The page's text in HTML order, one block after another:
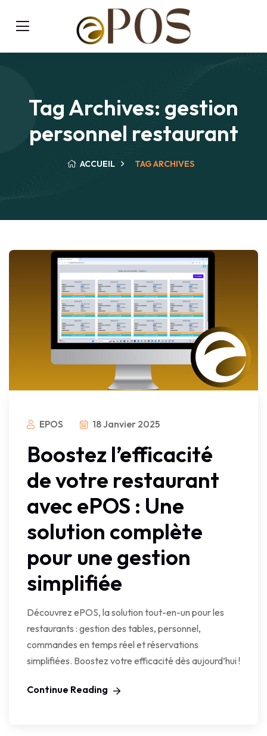
Tag Archives: gestion
personnel restaurant
ACCUEIL TAG ARCHIVES
EPOS 18 Janvier 2025
Boostez l’efficacité
de votre restaurant
avec ePOS : Une
solution complète
pour une gestion
simplifiée
Découvrez ePOS, la solution tout-en-un pour les
restaurants : gestion des tables, personnel,
commandes en temps réel et réservations
simplifiées. Boostez votre efficacité dès aujourd’hui !
Continue Reading